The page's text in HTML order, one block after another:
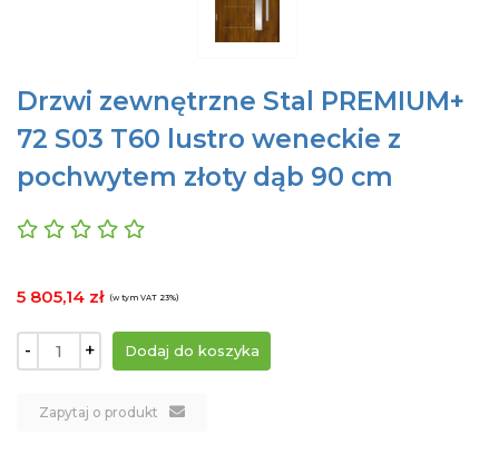
Drzwi zewnętrzne Stal PREMIUM+
72 S03 T60 lustro weneckie z
pochwytem złoty dąb 90 cm
5 805,14 zł (w tym VAT 23%)
- +
Zapytaj o produkt